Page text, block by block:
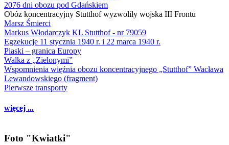
2076 dni obozu pod Gdańskiem
Obóz koncentracyjny Stutthof wyzwoliły wojska III Frontu
Marsz Śmierci
Markus Włodarczyk KL Stutthof - nr 79059
Egzekucje 11 stycznia 1940 r. i 22 marca 1940 r.
Piaski – granica Europy
Walka z „Zielonymi”
Wspomnienia więźnia obozu koncentracyjnego „Stutthof” Wacława
Lewandowskiego (fragment)
Pierwsze transporty
więcej ...
Foto "Kwiatki"